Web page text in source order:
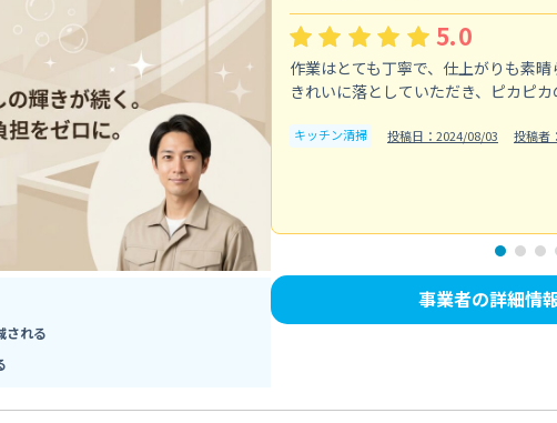
される
5.0
作業はとても丁寧で、仕上がりも素
きれいに落としていただき、ピカピカ
キッチン清掃 投稿日：2024/08/03 投稿者
事業者の詳細情